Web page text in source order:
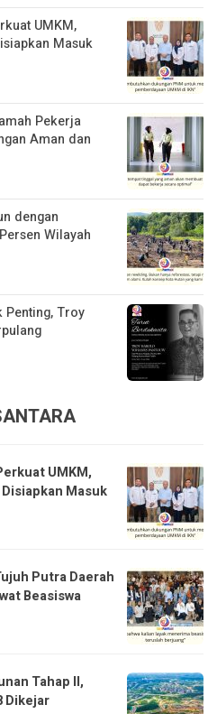
UMKM,
Masuk
Pekerja
Aman dan
dengan
Wilayah
Penting, Troy
UMKM,
Masuk
Putra Daerah
Beasiswa
Tahap II,
Dikejar